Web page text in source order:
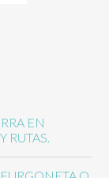
EN
RUTAS.